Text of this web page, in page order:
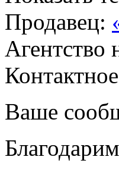
Продавец:
Агентство
Ваше